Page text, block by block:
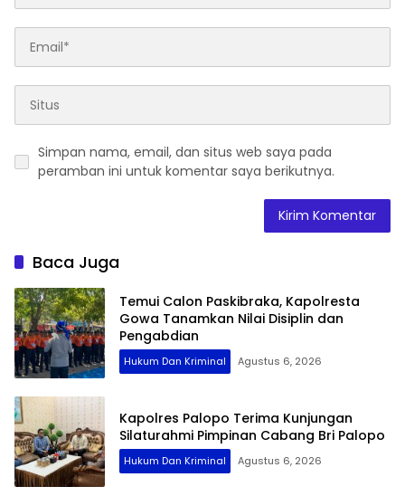
Simpan nama, email, dan situs web saya pada
peramban ini untuk komentar saya berikutnya.
Baca Juga
Temui Calon Paskibraka, Kapolresta
Gowa Tanamkan Nilai Disiplin dan
Pengabdian
Hukum Dan Kriminal Agustus 6, 2026
Kapolres Palopo Terima Kunjungan
Silaturahmi Pimpinan Cabang Bri Palopo
Hukum Dan Kriminal Agustus 6, 2026